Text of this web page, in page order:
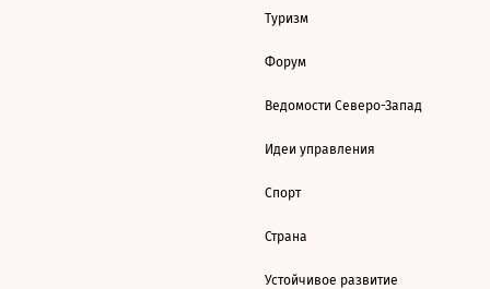
Туризм
Форум
Ведомости Северо-Запад
Идеи управления
Спорт
Страна
Устойчивое развитие